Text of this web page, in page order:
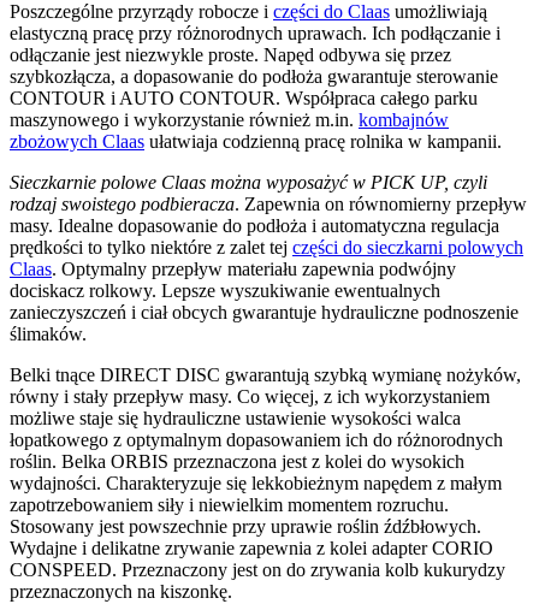
Poszczególne przyrządy robocze i części do Claas umożliwiają
elastyczną pracę przy różnorodnych uprawach. Ich podłączanie i
odłączanie jest niezwykle proste. Napęd odbywa się przez
szybkozłącza, a dopasowanie do podłoża gwarantuje sterowanie
CONTOUR i AUTO CONTOUR. Współpraca całego parku
maszynowego i wykorzystanie również m.in. kombajnów
zbożowych Claas ułatwiaja codzienną pracę rolnika w kampanii.
Sieczkarnie polowe Claas można wyposażyć w PICK UP, czyli
rodzaj swoistego podbieracza. Zapewnia on równomierny przepływ
masy. Idealne dopasowanie do podłoża i automatyczna regulacja
prędkości to tylko niektóre z zalet tej części do sieczkarni polowych
Claas. Optymalny przepływ materiału zapewnia podwójny
dociskacz rolkowy. Lepsze wyszukiwanie ewentualnych
zanieczyszczeń i ciał obcych gwarantuje hydrauliczne podnoszenie
ślimaków.
Belki tnące DIRECT DISC gwarantują szybką wymianę nożyków,
równy i stały przepływ masy. Co więcej, z ich wykorzystaniem
możliwe staje się hydrauliczne ustawienie wysokości walca
łopatkowego z optymalnym dopasowaniem ich do różnorodnych
roślin. Belka ORBIS przeznaczona jest z kolei do wysokich
wydajności. Charakteryzuje się lekkobieżnym napędem z małym
zapotrzebowaniem siły i niewielkim momentem rozruchu.
Stosowany jest powszechnie przy uprawie roślin źdźbłowych.
Wydajne i delikatne zrywanie zapewnia z kolei adapter CORIO
CONSPEED. Przeznaczony jest on do zrywania kolb kukurydzy
przeznaczonych na kiszonkę.